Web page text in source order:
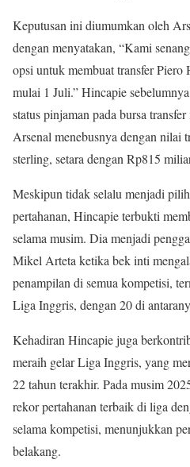
Keputusan ini diumumkan oleh
dengan menyatakan, “Kami
opsi untuk membuat transfer Piero
mulai 1 Juli.” Hincapie
status pinjaman pada bursa
Arsenal menebusnya dengan nilai
sterling, setara dengan Rp815
Meskipun tidak selalu menjadi
pertahanan, Hincapie terbukti
selama musim. Dia menjadi
Mikel Arteta ketika bek inti
penampilan di semua kompetisi,
Liga Inggris, dengan 20 di
Kehadiran Hincapie juga
meraih gelar Liga Inggris, yang
22 tahun terakhir. Pada musim
rekor pertahanan terbaik di liga
selama kompetisi, menunjukkan
belakang.